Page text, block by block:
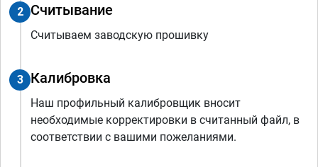
2 Считывание
Считываем заводскую прошивку
3 Калибровка
Наш профильный калибровщик вносит
необходимые корректировки в считанный файл, в
соответствии с вашими пожеланиями.